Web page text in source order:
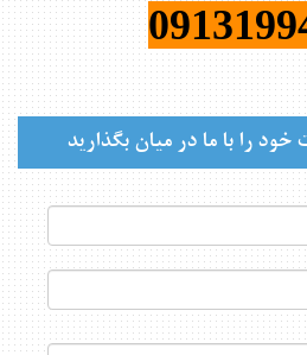
خود را با ما در میان بگذارید